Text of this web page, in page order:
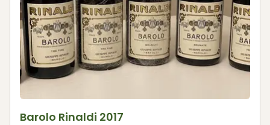
Barolo Rinaldi 2017